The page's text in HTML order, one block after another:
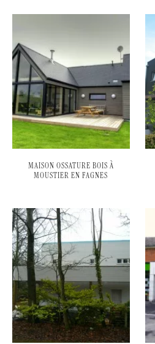
MAISON OSSATURE BOIS À
MOUSTIER EN FAGNES